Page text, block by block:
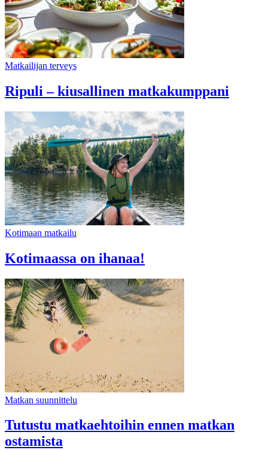
Matkailijan terveys
Ripuli – kiusallinen matkakumppani
Kotimaan matkailu
Kotimaassa on ihanaa!
Matkan suunnittelu
Tutustu matkaehtoihin ennen matkan
ostamista